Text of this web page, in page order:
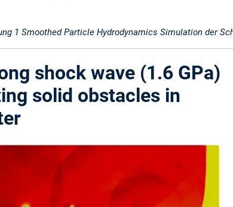
1 Smoothed Particle Hydrodynamics Simulation der
shock wave (1.6 GPa)
solid obstacles in